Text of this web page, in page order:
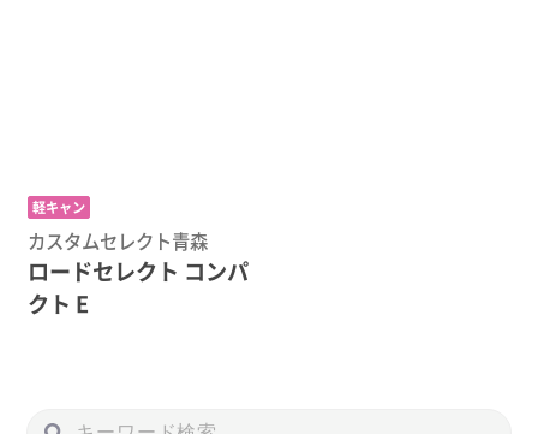
軽キャン
カスタムセレクト青森
ロードセレクト コンパ
クト E